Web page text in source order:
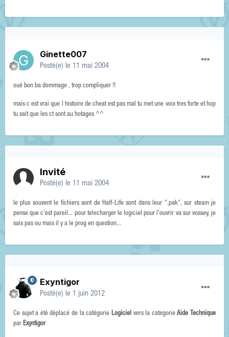
Ginette007
Posté(e) le 11 mai 2004
oué bon ba dommage , trop compliquer !!
mais c est vrai que l histoire de cheat est pas mal tu met une voix tres forte et hop
tu sait que les ct sont au hotages ^^
Invité
Posté(e) le 11 mai 2004
le plus souvent le fichiers sont de Half-Life sont dans leur ".pak", sur steam je
pense que c'est pareil... pour telecharger le logiciel pour l'ouvrir va sur vossey, je
sais pas ou mais il y a le prog en question...
Exyntigor
Posté(e) le 1 juin 2012
Ce sujet a été déplacé de la catégorie Logicielvers la categorieAide Technique
par Exyntigor